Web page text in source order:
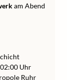
am Abend
Uhr
Ruhr